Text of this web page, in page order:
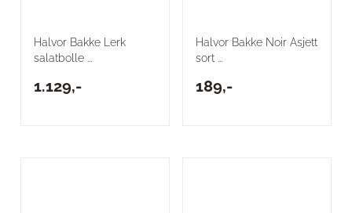
Halvor Bakke Lerk
salatbolle ...
1.129,-
Halvor Bakke Noir Asjett
sort ...
189,-